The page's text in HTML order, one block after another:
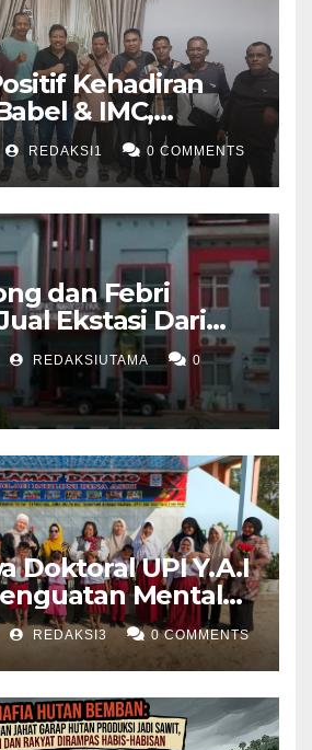
Kehadiran
& IMC,
Media Online
REDAKSI1 0 COMMENTS
dan Febri
Ekstasi Dari
Rp 12 Juta/40
REDAKSIUTAMA 0
Doktoral UPI Y.A.I
Mental
Khusus di
REDAKSI3 0 COMMENTS